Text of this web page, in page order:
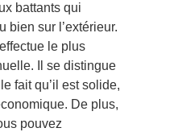
battants qui
bien sur l’extérieur.
le plus
Il se distingue
fait qu’il est solide,
De plus,
pouvez